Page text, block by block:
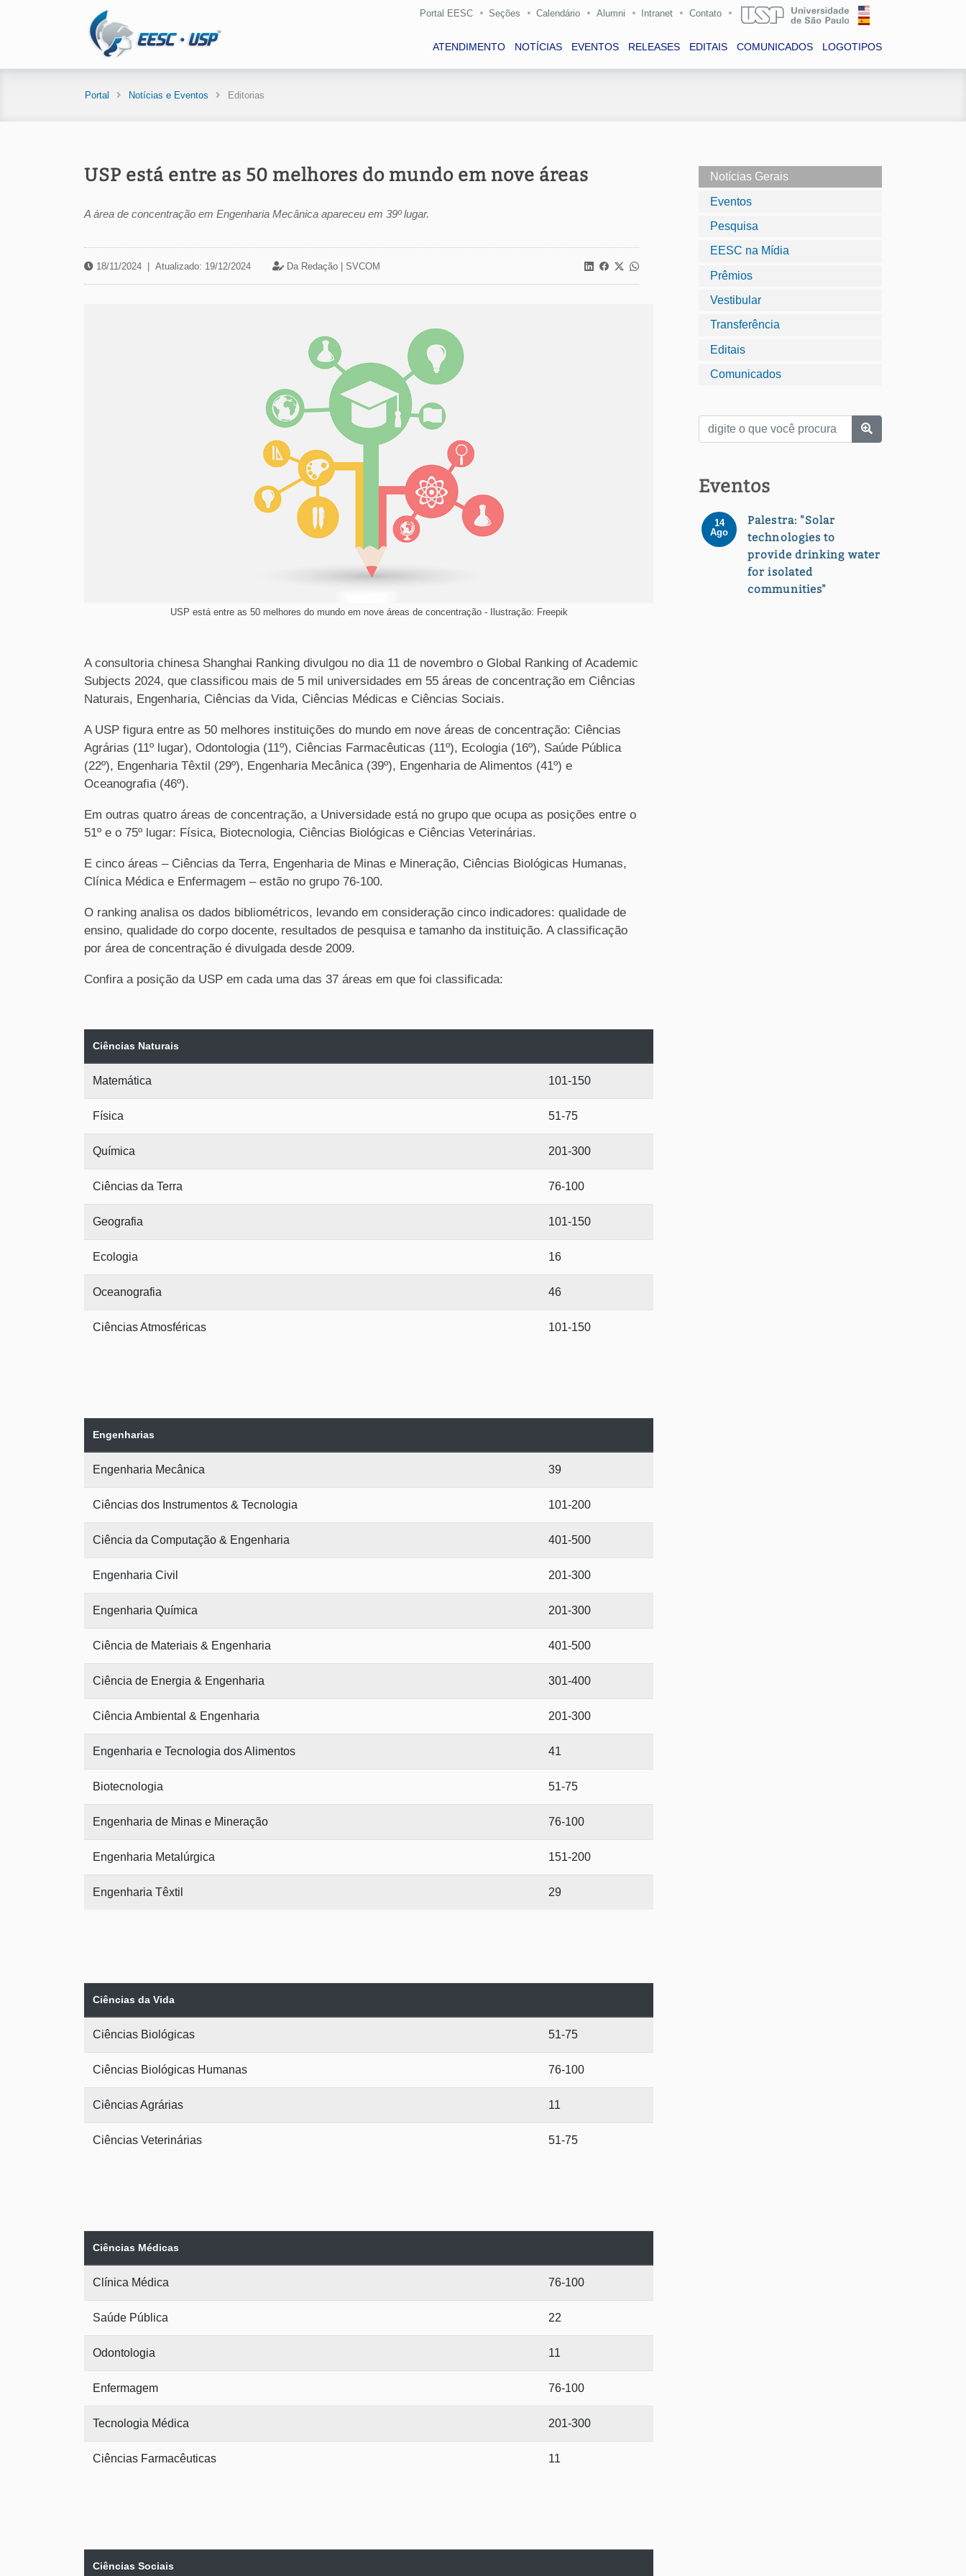
Portal EESC Seções Calendário Alumni Intranet Contato
ATENDIMENTO NOTÍCIAS EVENTOS RELEASES EDITAIS COMUNICADOS LOGOTIPOS
Portal Notícias e Eventos Editorias
USP está entre as 50 melhores do mundo em nove áreas
A área de concentração em Engenharia Mecânica apareceu em 39º lugar.
18/11/2024 Atualizado: 19/12/2024 Da Redação | SVCOM
USP está entre as 50 melhores do mundo em nove áreas de concentração - Ilustração: Freepik
A consultoria chinesa Shanghai Ranking divulgou no dia 11 de novembro o Global Ranking of Academic
Subjects 2024, que classificou mais de 5 mil universidades em 55 áreas de concentração em Ciências
Naturais, Engenharia, Ciências da Vida, Ciências Médicas e Ciências Sociais.
A USP figura entre as 50 melhores instituições do mundo em nove áreas de concentração: Ciências
Agrárias (11º lugar), Odontologia (11º), Ciências Farmacêuticas (11º), Ecologia (16º), Saúde Pública
(22º), Engenharia Têxtil (29º), Engenharia Mecânica (39º), Engenharia de Alimentos (41º) e
Oceanografia (46º).
Em outras quatro áreas de concentração, a Universidade está no grupo que ocupa as posições entre o
51º e o 75º lugar: Física, Biotecnologia, Ciências Biológicas e Ciências Veterinárias.
E cinco áreas – Ciências da Terra, Engenharia de Minas e Mineração, Ciências Biológicas Humanas,
Clínica Médica e Enfermagem – estão no grupo 76-100.
O ranking analisa os dados bibliométricos, levando em consideração cinco indicadores: qualidade de
ensino, qualidade do corpo docente, resultados de pesquisa e tamanho da instituição. A classificação
por área de concentração é divulgada desde 2009.
Confira a posição da USP em cada uma das 37 áreas em que foi classificada:
Ciências Naturais
Matemática 101-150
Física 51-75
Química 201-300
Ciências da Terra 76-100
Geografia 101-150
Ecologia 16
Oceanografia 46
Ciências Atmosféricas 101-150
Engenharias
Engenharia Mecânica 39
Ciências dos Instrumentos & Tecnologia 101-200
Ciência da Computação & Engenharia 401-500
Engenharia Civil 201-300
Engenharia Química 201-300
Ciência de Materiais & Engenharia 401-500
Ciência de Energia & Engenharia 301-400
Ciência Ambiental & Engenharia 201-300
Engenharia e Tecnologia dos Alimentos 41
Biotecnologia 51-75
Engenharia de Minas e Mineração 76-100
Engenharia Metalúrgica 151-200
Engenharia Têxtil 29
Ciências da Vida
Ciências Biológicas 51-75
Ciências Biológicas Humanas 76-100
Ciências Agrárias 11
Ciências Veterinárias 51-75
Ciências Médicas
Clínica Médica 76-100
Saúde Pública 22
Odontologia 11
Enfermagem 76-100
Tecnologia Médica 201-300
Ciências Farmacêuticas 11
Ciências Sociais
Notícias Gerais
Eventos
Pesquisa
EESC na Mídia
Prêmios
Vestibular
Transferência
Editais
Comunicados
Eventos
14
Ago
Palestra: "Solar
technologies to
provide drinking water
for isolated
communities"